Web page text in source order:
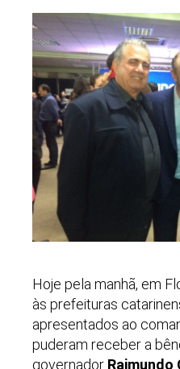
Hoje pela manhã, em
às prefeituras
apresentados ao
puderam receber a
governador Raimundo